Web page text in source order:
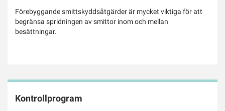
Förebyggande smittskyddsåtgärder är mycket viktiga för att
begränsa spridningen av smittor inom och mellan
besättningar.
Kontrollprogram